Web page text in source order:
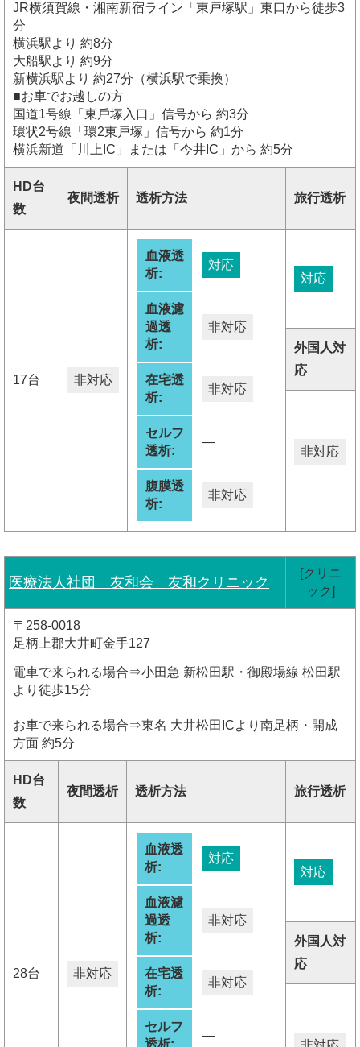
JR横須賀線・湘南新宿ライン「東戸塚駅」東口から徒歩3
分
横浜駅より 約8分
大船駅より 約9分
新横浜駅より 約27分（横浜駅で乗換）
■お車でお越しの方
国道1号線「東⼾塚入口」信号から 約3分
環状2号線「環2東戸塚」信号から 約1分
横浜新道「川上IC」または「今井IC」から 約5分
HD台
数
夜間透析 透析方法 旅行透析
17台 非対応
血液透
析:
対応
血液濾
過透
析:
非対応
在宅透
析:
非対応
セルフ
透析:
―
腹膜透
析:
非対応
対応
外国人対
応
非対応
医療法人社団 友和会 友和クリニック
[クリニ
ック]
〒258-0018
足柄上郡大井町金手127
電車で来られる場合⇒小田急 新松田駅・御殿場線 松田駅
より徒歩15分
お車で来られる場合⇒東名 大井松田ICより南足柄・開成
方面 約5分
HD台
数
夜間透析 透析方法 旅行透析
28台 非対応
血液透
析:
対応
血液濾
過透
析:
非対応
在宅透
析:
非対応
セルフ
―
対応
外国人対
応